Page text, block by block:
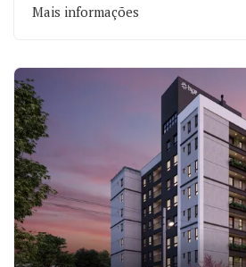
Mais informações